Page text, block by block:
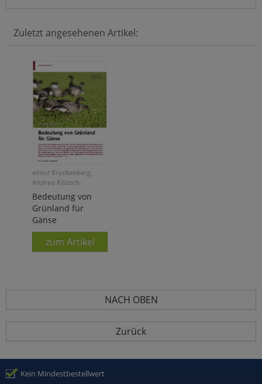
Zuletzt angesehenen Artikel:
elmut Kruckenberg,
Andrea Kölzsch
Bedeutung von
Grünland für
Gänse
zum Artikel
NACH OBEN
Zurück
Kein Mindestbestellwert